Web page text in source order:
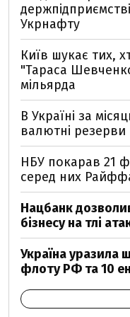
Укрнафту
Київ шукає тих,
"Тараса
мільярда
В Україні за
валютні резерви
НБУ покарав 21
серед них
Нацбанк
бізнесу на тлі
Україна уразила
флоту РФ та 10